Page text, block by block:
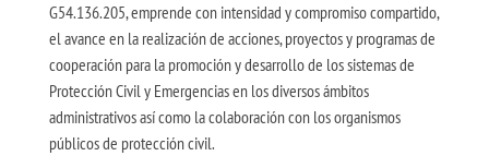
G54.136.205, emprende con intensidad y compromiso compartido,
el avance en la realización de acciones, proyectos y programas de
cooperación para la promoción y desarrollo de los sistemas de
Protección Civil y Emergencias en los diversos ámbitos
administrativos así como la colaboración con los organismos
públicos de protección civil.